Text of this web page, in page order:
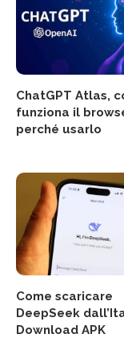
ChatGPT Atlas,
funziona il
perché usarlo
Come scaricare
DeepSeek
Download APK